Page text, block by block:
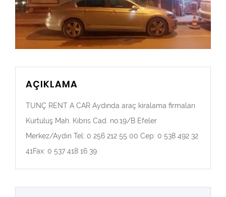
AÇIKLAMA
TUNÇ RENT A CAR Aydında araç kiralama firmaları
Kurtuluş Mah. Kıbrıs Cad. no:19/B Efeler
Merkez/Aydın Tel: 0 256 212 55 00 Cep: 0 538 492 32
41Fax: 0 537 418 16 39